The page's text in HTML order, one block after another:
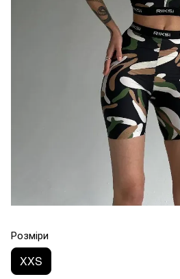
Розміри
XXS